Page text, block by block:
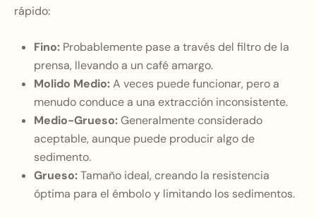
rápido:
Fino: Probablemente pase a través del filtro de la
prensa, llevando a un café amargo.
Molido Medio:A veces puede funcionar, pero a
menudo conduce a una extracción inconsistente.
Medio-Grueso:Generalmente considerado
aceptable, aunque puede producir algo de
sedimento.
Grueso:Tamaño ideal, creando la resistencia
óptima para el émbolo y limitando los sedimentos.